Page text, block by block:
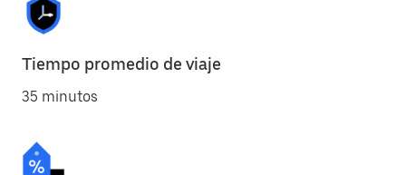
Tiempo promedio de viaje
35 minutos